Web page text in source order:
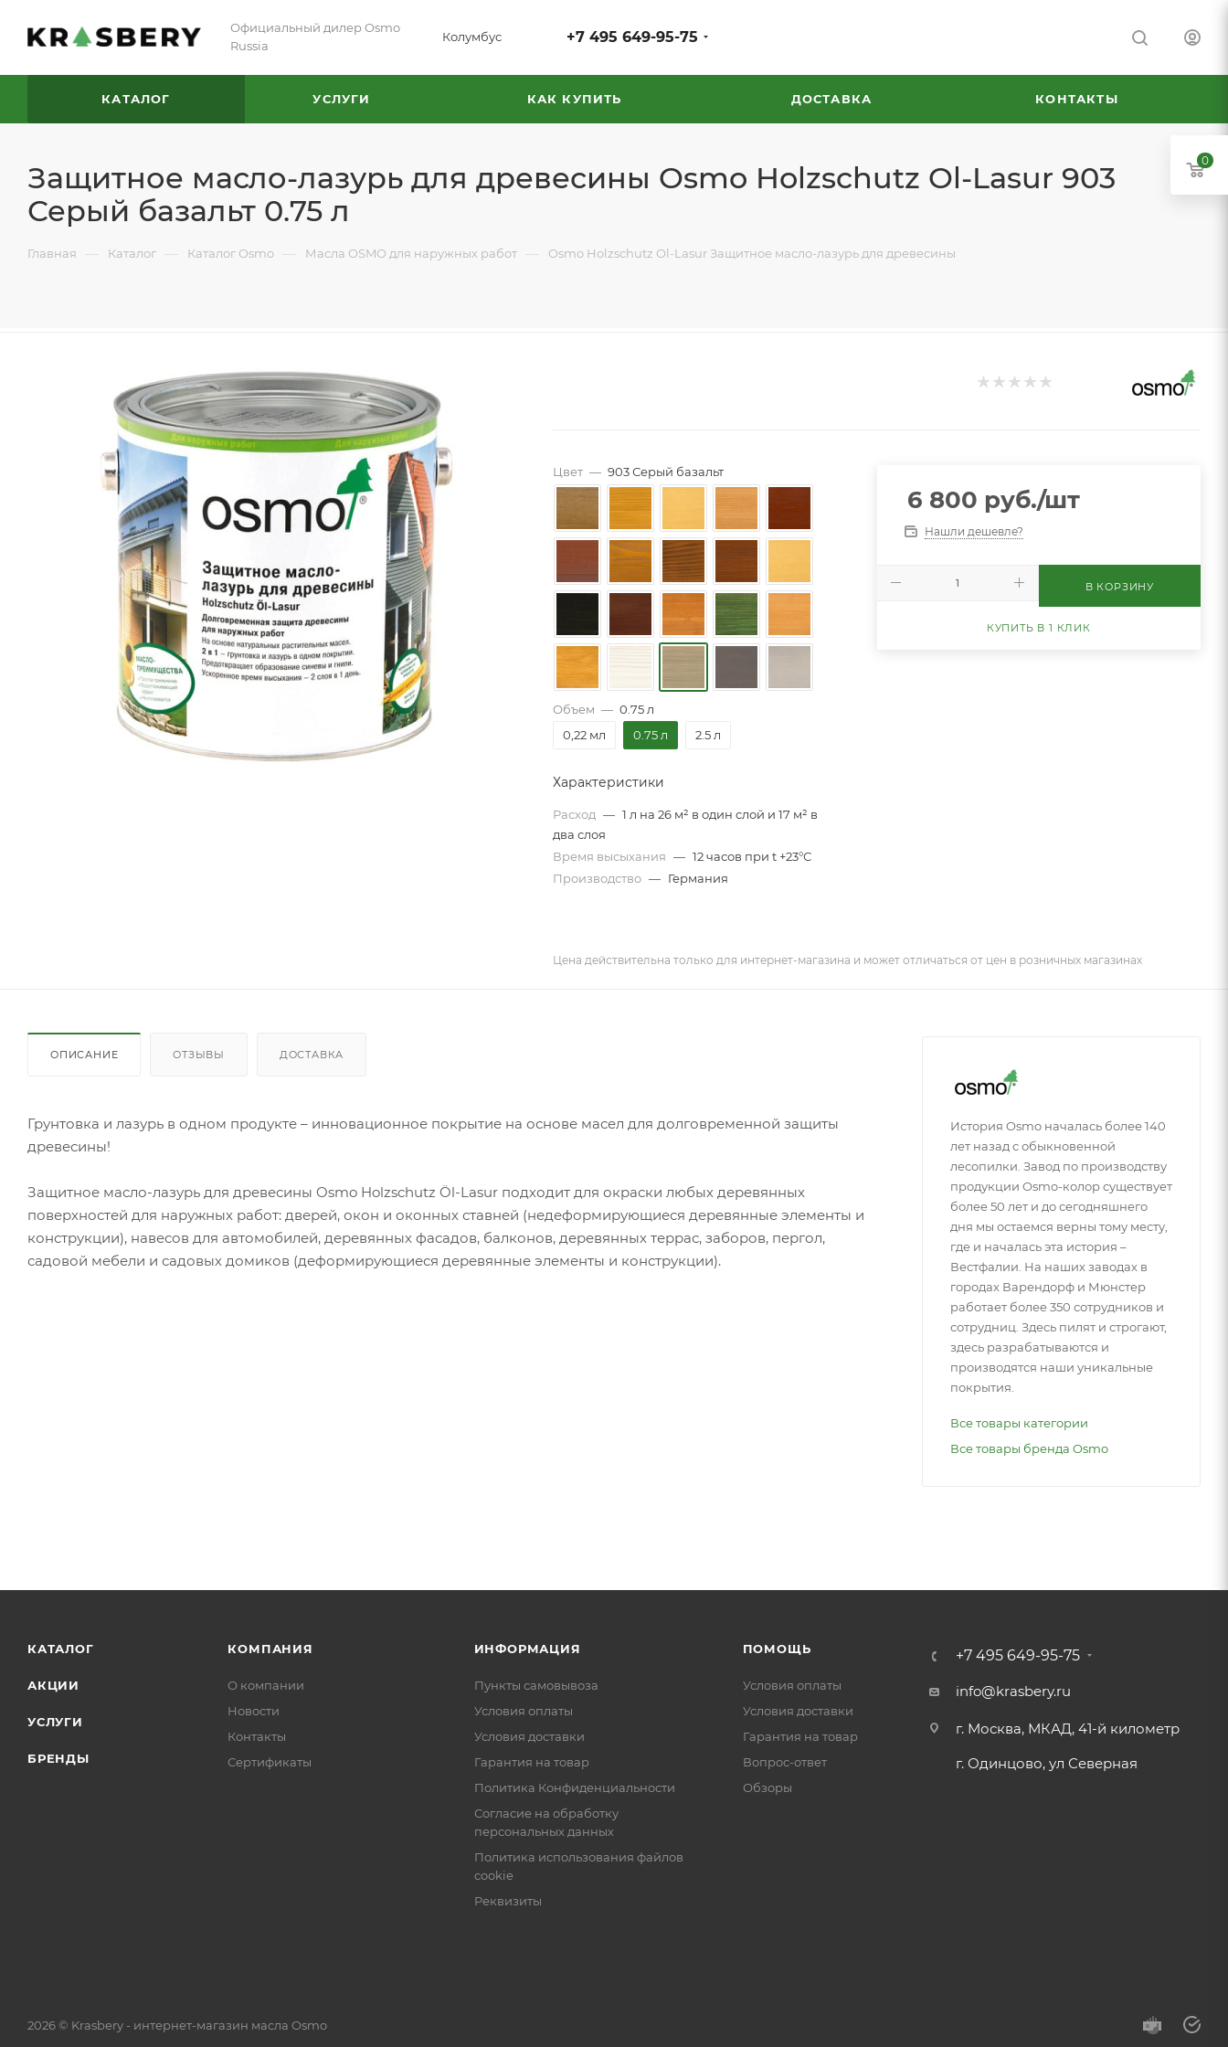
Официальный дилер Osmo
Russia
Колумбус +7 495 649-95-75
КАТАЛОГ УСЛУГИ КАК КУПИТЬ ДОСТАВКА КОНТАКТЫ
Защитное масло-лазурь для древесины Osmo Holzschutz Ol-Lasur 903
Серый базальт 0.75 л
Главная — Каталог — Каталог Osmo — Масла OSMO для наружных работ — Osmo Holzschutz Ol-Lasur Защитное масло-лазурь для древесины
Цвет — 903 Серый базальт
Объем — 0.75 л
0,22 мл
0.75 л 2.5 л
Характеристики
Расход — 1 л на 26 м² в один слой и 17 м² в
два слоя
Время высыхания — 12 часов при t +23°С
Производство — Германия
6 800 руб./шт
Нашли дешевле?
В КОРЗИНУ
КУПИТЬ В 1 КЛИК
Цена действительна только для интернет-магазина и может отличаться от цен в розничных магазинах
ОПИСАНИЕ ОТЗЫВЫ ДОСТАВКА
Грунтовка и лазурь в одном продукте – инновационное покрытие на основе масел для долговременной защиты
древесины!
Защитное масло-лазурь для древесины Osmo Holzschutz Öl-Lasur подходит для окраски любых деревянных
поверхностей для наружных работ: дверей, окон и оконных ставней (недеформирующиеся деревянные элементы и
конструкции), навесов для автомобилей, деревянных фасадов, балконов, деревянных террас, заборов, пергол,
садовой мебели и садовых домиков (деформирующиеся деревянные элементы и конструкции).
История Osmo началась более 140
лет назад с обыкновенной
лесопилки. Завод по производству
продукции Osmo-колор существует
более 50 лет и до сегодняшнего
дня мы остаемся верны тому месту,
где и началась эта история –
Вестфалии. На наших заводах в
городах Варендорф и Мюнстер
работает более 350 сотрудников и
сотрудниц. Здесь пилят и строгают,
здесь разрабатываются и
производятся наши уникальные
покрытия.
Все товары категории
Все товары бренда Osmo
КАТАЛОГ
АКЦИИ
УСЛУГИ
БРЕНДЫ
КОМПАНИЯ
О компании
Новости
Контакты
Сертификаты
ИНФОРМАЦИЯ
Пункты самовывоза
Условия оплаты
Условия доставки
Гарантия на товар
Политика Конфиденциальности
Согласие на обработку
персональных данных
Политика использования файлов
cookie
Реквизиты
ПОМОЩЬ
Условия оплаты
Условия доставки
Гарантия на товар
Вопрос-ответ
Обзоры
+7 495 649-95-75
info@krasbery.ru
г. Москва, МКАД, 41-й километр
г. Одинцово, ул Северная
2026 © Krasbery - интернет-магазин масла Osmo
0